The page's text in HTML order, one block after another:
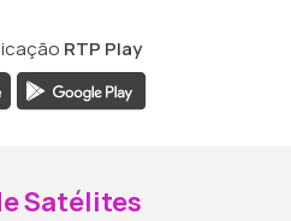
RTP Play
Satélites